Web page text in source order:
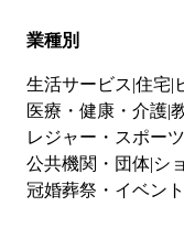
業種別
生活サービス 住宅
医療・健康・介護
レジャー・スポーツ
公共機関・団体 シ
冠婚葬祭・イベント